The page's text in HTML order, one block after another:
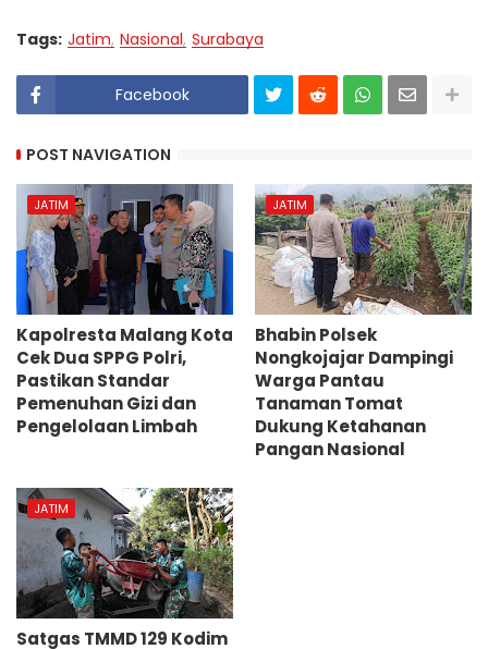
Tags: Jatim Nasional Surabaya
Facebook
POST NAVIGATION
JATIM
Kapolresta Malang Kota
Cek Dua SPPG Polri,
Pastikan Standar
Pemenuhan Gizi dan
Pengelolaan Limbah
JATIM
Bhabin Polsek
Nongkojajar Dampingi
Warga Pantau
Tanaman Tomat
Dukung Ketahanan
Pangan Nasional
JATIM
Satgas TMMD 129 Kodim